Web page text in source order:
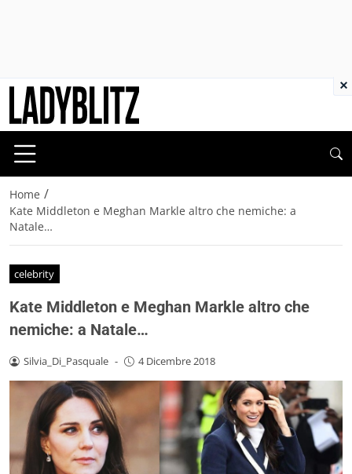
Home /
Kate Middleton e Meghan Markle altro che nemiche: a
Natale…
celebrity
Kate Middleton e Meghan Markle altro che
nemiche: a Natale…
Silvia_Di_Pasquale - 4 Dicembre 2018
×